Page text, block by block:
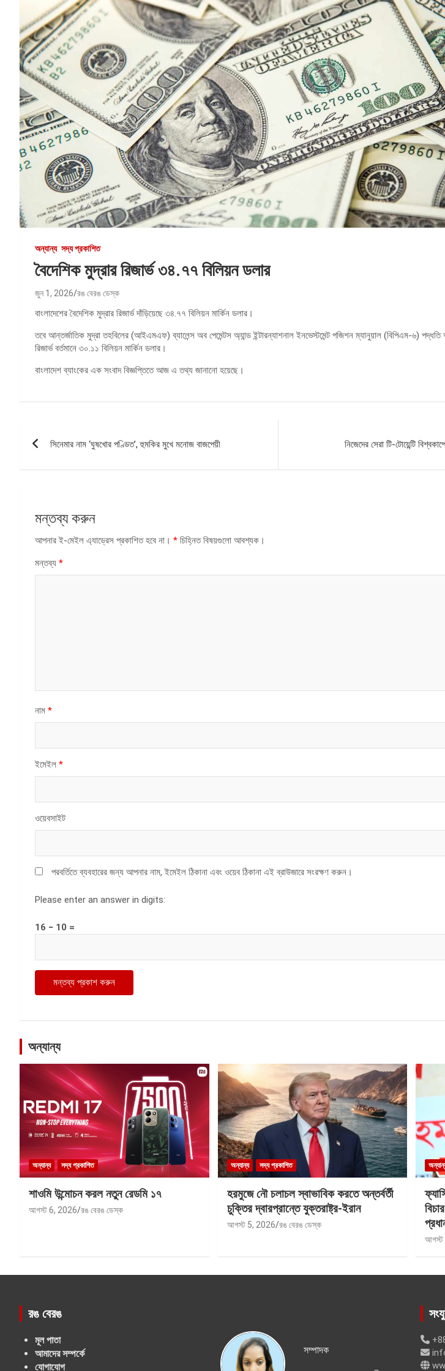
অন্যান্য সদ্য প্রকাশিত
বৈদেশিক মুদ্রার রিজার্ভ ৩৪.৭৭ বিলিয়ন ডলার
জুন 1, 2026 রঙ বেরঙ ডেস্ক
বাংলাদেশের বৈদেশিক মুদ্রার রিজার্ভ দাঁড়িয়েছে ৩৪.৭৭ বিলিয়ন মার্কিন ডলার।
তবে আন্তর্জাতিক মুদ্রা তহবিলের (আইএমএফ) ব্যালেন্স অব পেমেন্টস অ্যান্ড ইন্টারন্যাশনাল ইনভেস্টমেন্ট পজিশন ম্যানুয়াল (বিপিএম-৬) পদ্ধতি
রিজার্ভ বর্তমানে ৩০.১১ বিলিয়ন মার্কিন ডলার।
বাংলাদেশ ব্যাংকের এক সংবাদ বিজ্ঞপ্তিতে আজ এ তথ্য জানানো হয়েছে।
সিনেমার নাম ‘ঘুষখোর পণ্ডিত’, হুমকির মুখে মনোজ বাজপেয়ী নিজেদের সেরা টি-টোয়েন্টি
মন্তব্য করুন
আপনার ই-মেইল এ্যাড্রেস প্রকাশিত হবে না। * চিহ্নিত বিষয়গুলো আবশ্যক।
মন্তব্য *
নাম *
ইমেইল *
ওয়েবসাইট
পরবর্তিতে ব্যবহারের জন্য আপনার নাম, ইমেইল ঠিকানা এবং ওয়েব ঠিকানা এই ব্রাউজারে সংরক্ষণ করুন।
Please enter an answer in digits:
16 − 10 =
অন্যান্য
অন্যান্য সদ্য প্রকাশিত
শাওমি উন্মোচন করল নতুন রেডমি ১৭
আগস্ট 6, 2026 রঙ বেরঙ ডেস্ক
অন্যান্য সদ্য প্রকাশিত
হরমুজে নৌ চলাচল স্বাভাবিক করতে অন্তর্বর্তী
চুক্তির দ্বারপ্রান্তে যুক্তরাষ্ট্র-ইরান
আগস্ট 5, 2026 রঙ বেরঙ ডেস্ক
আগস্ট
রঙ বেরঙ
মূল পাতা
আমাদের সম্পর্কে
যোগাযোগ
সম্পাদক